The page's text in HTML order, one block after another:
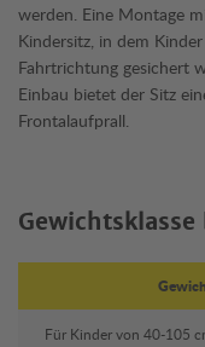
werden. Eine Montage
Kindersitz, in dem
Fahrtrichtung gesichert
Einbau bietet der Sitz
Frontalaufprall.
Für Kinder von 40-105